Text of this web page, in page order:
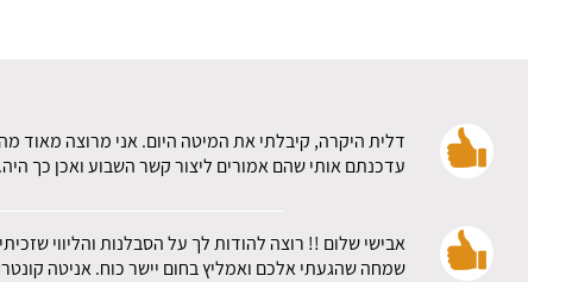
דלית היקרה, קיבלתי את המיטה היום. אני מרוצה מאוד
עדכנתם אותי שהם אמורים ליצור קשר השבוע ואכן כך
אבישי שלום !! רוצה להודות לך על הסבלנות והליווי
שמחה שהגעתי אלכם ואמליץ בחום יישר כוח. אניטה